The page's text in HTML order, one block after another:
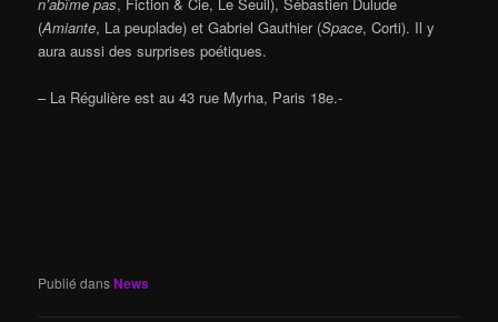
n’abîme pas, Fiction & Cie, Le Seuil), Sébastien Dulude
(Amiante, La peuplade) et Gabriel Gauthier (Space, Corti). Il y
aura aussi des surprises poétiques.
– La Régulière est au 43 rue Myrha, Paris 18e.-
Publié dansNews